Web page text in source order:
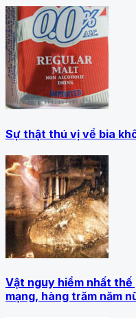
Sự thật thú vị về bia
Vật nguy hiểm nhất thế
mạng, hàng trăm năm